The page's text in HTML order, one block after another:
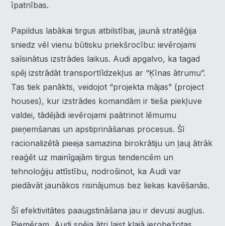
īpatnības.
Papildus labākai tirgus atbilstībai, jaunā stratēģija
sniedz vēl vienu būtisku priekšrocību: ievērojami
saīsinātus izstrādes laikus. Audi apgalvo, ka tagad
spēj izstrādāt transportlīdzekļus ar “Ķīnas ātrumu”.
Tas tiek panākts, veidojot “projekta mājas” (project
houses), kur izstrādes komandām ir tieša piekļuve
valdei, tādējādi ievērojami paātrinot lēmumu
pieņemšanas un apstiprināšanas procesus. Šī
racionalizētā pieeja samazina birokrātiju un ļauj ātrāk
reaģēt uz mainīgajām tirgus tendencēm un
tehnoloģiju attīstību, nodrošinot, ka Audi var
piedāvāt jaunākos risinājumus bez liekas kavēšanās.
Šī efektivitātes paaugstināšana jau ir devusi augļus.